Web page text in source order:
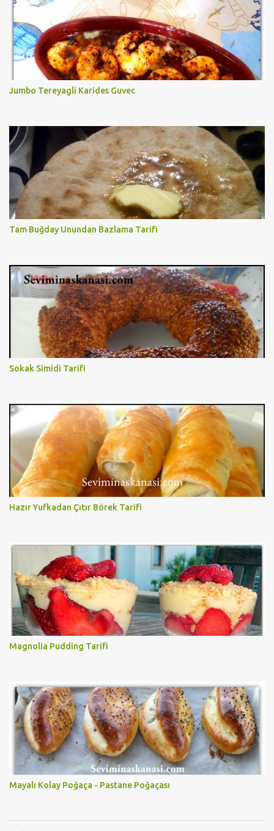
Jumbo Tereyagli Karides Guvec
Tam Buğday Unundan Bazlama Tarifi
Sokak Simidi Tarifi
Hazır Yufkadan Çıtır Börek Tarifi
Magnolia Pudding Tarifi
Mayalı Kolay Poğaça - Pastane Poğaçası